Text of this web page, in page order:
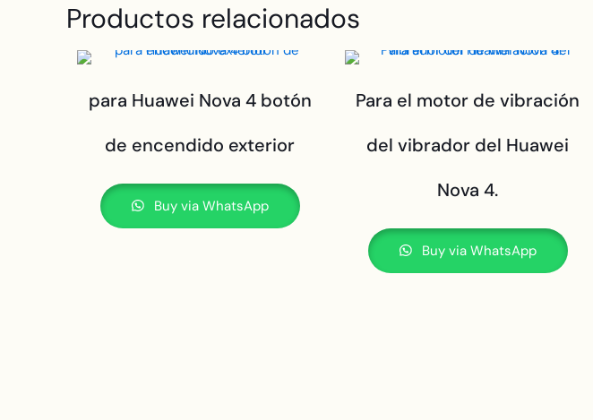
Productos relacionados
para Huawei Nova 4 botón
de encendido exterior
Buy via WhatsApp
Para el motor de vibración
del vibrador del Huawei
Nova 4.
Buy via WhatsApp